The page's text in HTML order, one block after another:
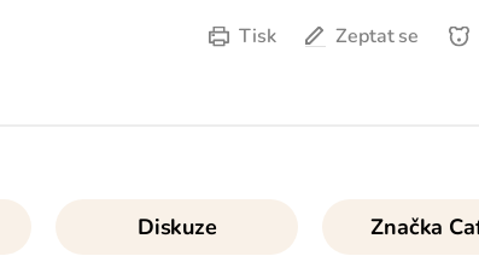
Tisk Zeptat se
Diskuze Značka